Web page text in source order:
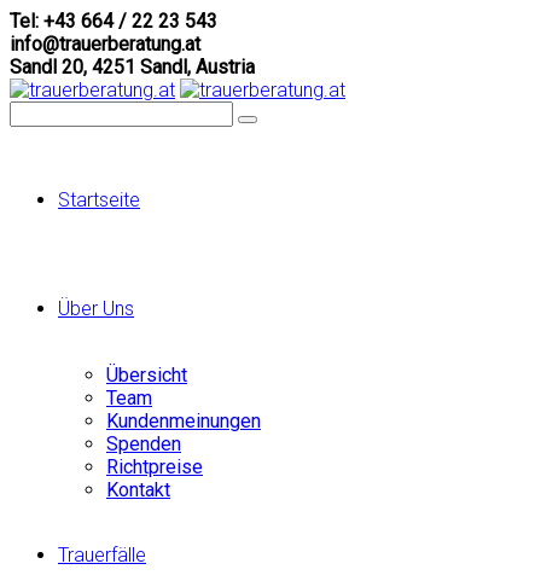
Tel: +43 664 / 22 23 543
info@trauerberatung.at
Sandl 20, 4251 Sandl, Austria
Startseite
Über Uns
Übersicht
Team
Kundenmeinungen
Spenden
Richtpreise
Kontakt
Trauerfälle